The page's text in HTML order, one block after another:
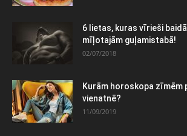
6 lietas, kuras vīrieši
mīļotajām guļamistabā!
02/07/2018
Kurām horoskopa zīmēm
vienatnē?
11/09/2019